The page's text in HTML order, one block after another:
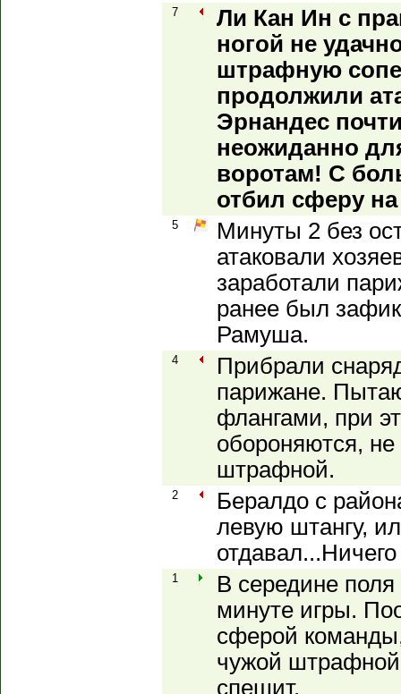
7
Ли Кан Ин с
ногой не
штрафную
продолжили
Эрнандес
неожиданно
воротам! С
отбил сферу
5
Минуты 2 без
атаковали
заработали
ранее был
Рамуша.
4
Прибрали
парижане.
флангами, при
обороняются, не
штрафной.
2
Бералдо с
левую штангу,
1
В середине
минуте игры.
сферой
чужой штрафной
спешит.